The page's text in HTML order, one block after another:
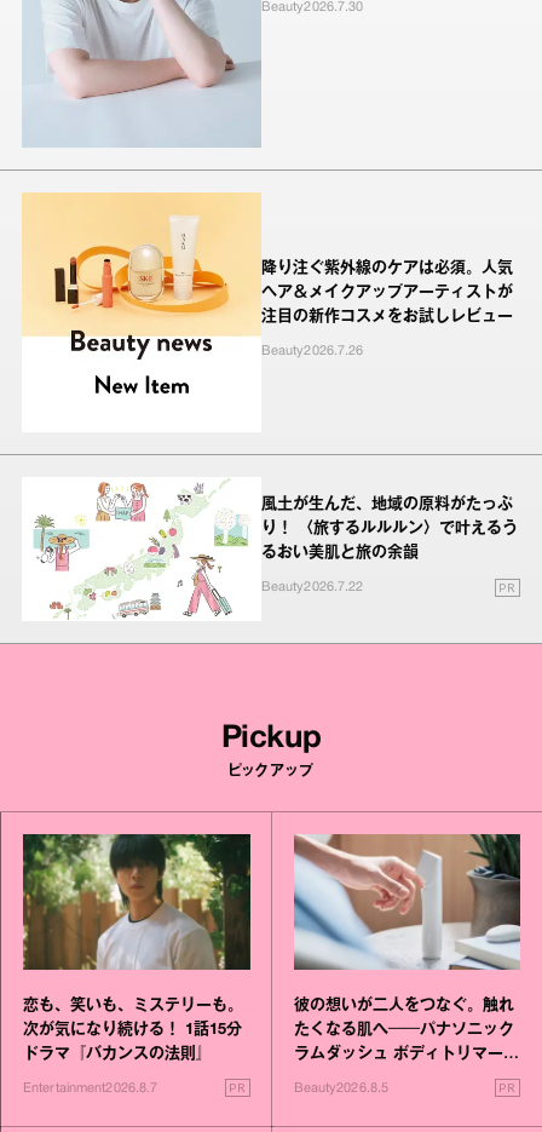
Beauty2026.7.30
降り注ぐ紫外線のケアは必須。人気
ヘア＆メイクアップアーティストが
注目の新作コスメをお試しレビュー
Beauty2026.7.26
風土が生んだ、地域の原料がたっぷ
り！ 〈旅するルルルン〉で叶えるう
るおい美肌と旅の余韻
Beauty2026.7.22 PR
Pickup
ピックアップ
恋も、笑いも、ミステリーも。
次が気になり続ける！ 1話15分
ドラマ『バカンスの法則』
Entertainment2026.8.7 PR
彼の想いが二人をつなぐ。触れ
たくなる肌へ──パナソニック
ラムダッシュ ボディトリマーが
Beauty2026.8.5 PR